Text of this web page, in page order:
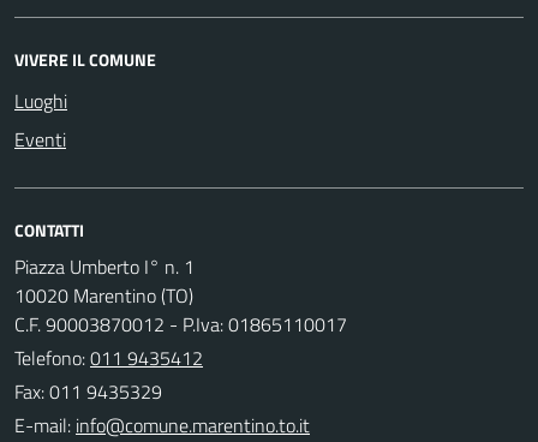
VIVERE IL COMUNE
Luoghi
Eventi
CONTATTI
Piazza Umberto I° n. 1
10020 Marentino (TO)
C.F. 90003870012 - P.Iva: 01865110017
Telefono:011 9435412
Fax: 011 9435329
E-mail: